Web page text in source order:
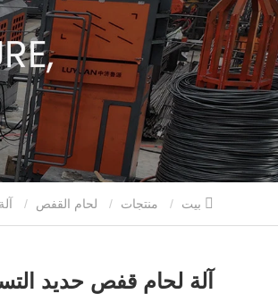
منتجات لحام القفص
آلة لحام قفص حديد